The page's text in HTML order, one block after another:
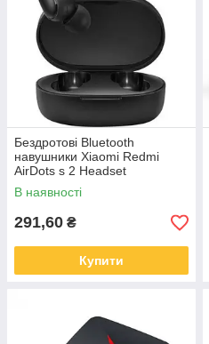
Бездротові Bluetooth
навушники Xiaomi Redmi
AirDots s 2 Headset
бездротові Чорні
В наявності
291,60 ₴
Купити